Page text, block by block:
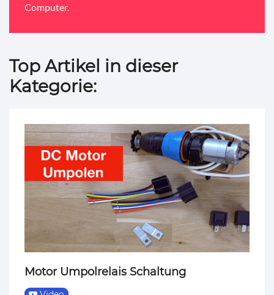
Computer.
Top Artikel in dieser
Kategorie:
Motor Umpolrelais Schaltung